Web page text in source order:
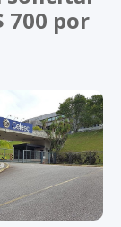
700 por